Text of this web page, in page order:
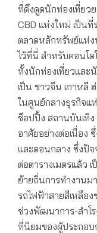
ที่ดึงดูดนักท่องเที่ยว
CBD แห่งใหม่ เป็น
ตลาดหลักทรัพย์แห่ง
ไว้ที่นี่ สำหรับคอนโด
ทั้งนักท่องเที่ยวและ
เป็น ชาวจีน เกาหลี
ในศูนย์กลางธุรกิจแ
ช็อปปิ้ง สถานบันเทิง
อาศัยอย่างต่อเนื่อง
และตอนกลาง ซึ่งปั
ต่อตารางเมตรแล้ว
ย้ายถิ่นการทำงานม
รถไฟฟ้าสายสีเหลือ
ช่วงพัฒนาการ-สำโร
ที่นิยมของผู้ประกอ